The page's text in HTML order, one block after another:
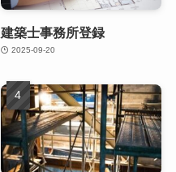
建築士事務所登録
2025-09-20